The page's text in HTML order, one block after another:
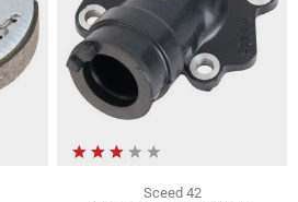
Sceed 42